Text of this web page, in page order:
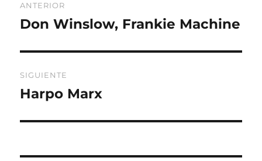
de
ANTERIOR
Entrada
Don Winslow, Frankie Machine
SIGUIENTE
Entrada
Harpo Marx